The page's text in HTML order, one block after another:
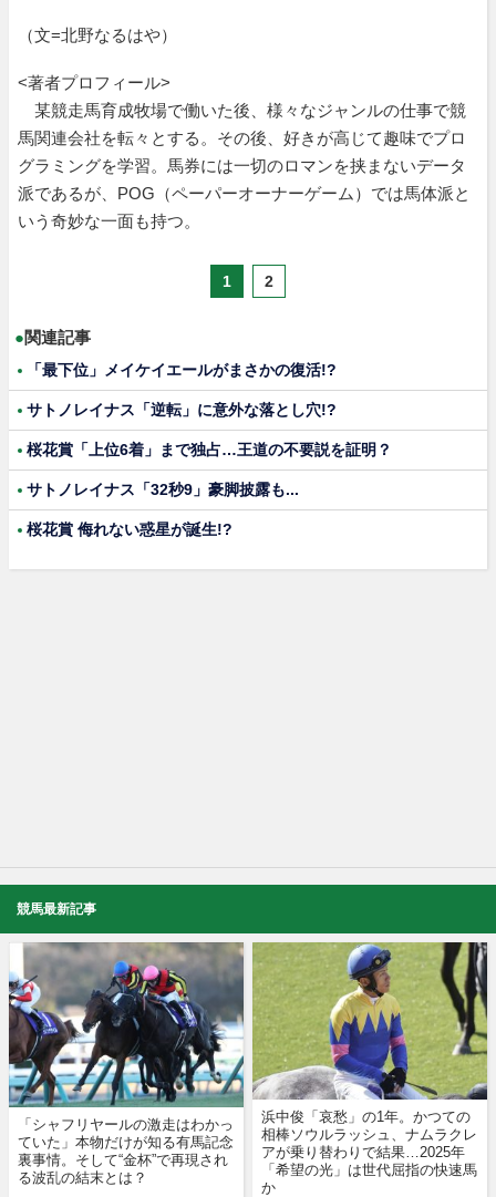
（文=北野なるはや）
<著者プロフィール>
某競走馬育成牧場で働いた後、様々なジャンルの仕事で競
馬関連会社を転々とする。その後、好きが高じて趣味でプロ
グラミングを学習。馬券には一切のロマンを挟まないデータ
派であるが、POG（ペーパーオーナーゲーム）では馬体派と
いう奇妙な一面も持つ。
1 2
●関連記事
「最下位」メイケイエールがまさかの復活!?
サトノレイナス「逆転」に意外な落とし穴!?
桜花賞「上位6着」まで独占…王道の不要説を証明？
サトノレイナス「32秒9」豪脚披露も...
桜花賞 侮れない惑星が誕生!?
競馬最新記事
「シャフリヤールの激走はわかっ
ていた」本物だけが知る有馬記念
裏事情。そして“金杯”で再現され
る波乱の結末とは？
浜中俊「哀愁」の1年。かつての
相棒ソウルラッシュ、ナムラクレ
アが乗り替わりで結果…2025年
「希望の光」は世代屈指の快速馬
か